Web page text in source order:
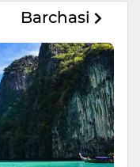
Barchasi